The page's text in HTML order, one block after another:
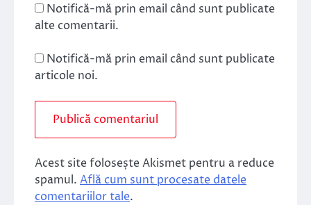
Notifică-mă prin email când sunt publicate
alte comentarii.
Notifică-mă prin email când sunt publicate
articole noi.
Acest site folosește Akismet pentru a reduce
spamul. Află cum sunt procesate datele
comentariilor tale.